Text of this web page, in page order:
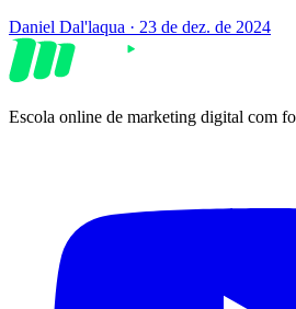
Daniel Dal'laqua · 23 de dez. de 2024
Escola online de marketing digital com